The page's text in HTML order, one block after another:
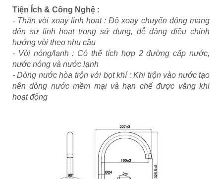
Tiện Ích & Công Nghệ :
- Thân vòi xoay linh hoạt : Độ xoay chuyển động mang
đến sự linh hoạt trong sử dụng, dễ dàng điều chỉnh
hướng vòi theo nhu cầu
- Vòi nóng/lạnh : Có thể tích hợp 2 đường cấp nước,
nước nóng và nước lạnh
- Dòng nước hòa trộn với bọt khí : Khi trộn vào nước tạo
nên dòng nước mềm mại và hạn chế được văng khi
hoạt động